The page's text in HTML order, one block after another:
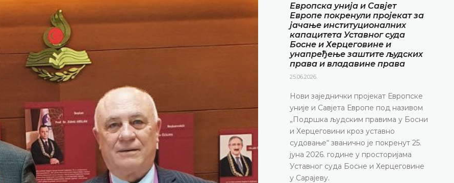
Европска унија и Савјет
Европе покренули пројекат за
јачање институционалних
капацитета Уставног суда
Босне и Херцеговине и
унапређење заштите људских
права и владавине права
25.06.2026.
Нови заједнички пројекат Европске
уније и Савјета Европе под називом
„Подршка људским правима у Босни
и Херцеговини кроз уставно
судовање“ званично је покренут 25.
јуна 2026. године у просторијама
Уставног суда Босне и Херцеговине
у Сарајеву.